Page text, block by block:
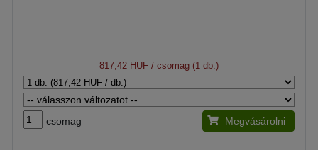
817,42 HUF / csomag (1 db.)
csomag Megvásárolni